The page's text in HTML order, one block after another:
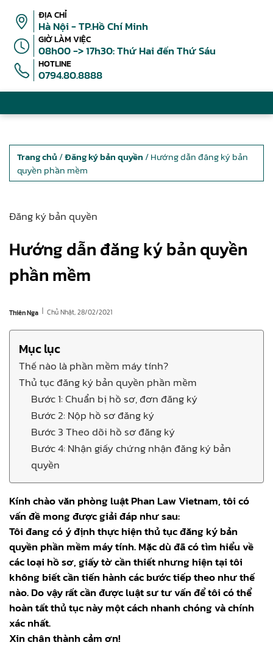
ĐỊA CHỈ
Hà Nội - TP.Hồ Chí Minh
GIỜ LÀM VIỆC
08h00 -> 17h30: Thứ Hai đến Thứ Sáu
HOTLINE
0794.80.8888
Trang chủ /Đăng ký bản quyền / Hướng dẫn đăng ký bản
quyền phần mềm
Đăng ký bản quyền
Hướng dẫn đăng ký bản quyền
phần mềm
Thiên Nga | Chủ Nhật, 28/02/2021
Mục lục
Thế nào là phần mềm máy tính?
Thủ tục đăng ký bản quyền phần mềm
Bước 1: Chuẩn bị hồ sơ, đơn đăng ký
Bước 2: Nộp hồ sơ đăng ký
Bước 3 Theo dõi hồ sơ đăng ký
Bước 4: Nhận giấy chứng nhận đăng ký bản
quyền
Kính chào văn phòng luật Phan Law Vietnam, tôi có
vấn đề mong được giải đáp như sau:
Tôi đang có ý định thực hiện thủ tục đăng ký bản
quyền phần mềm máy tính. Mặc dù đã có tìm hiểu về
các loại hồ sơ, giấy tờ cần thiết nhưng hiện tại tôi
không biết cần tiến hành các bước tiếp theo như thế
nào. Do vậy rất cần được luật sư tư vấn để tôi có thể
hoàn tất thủ tục này một cách nhanh chóng và chính
xác nhất.
Xin chân thành cảm ơn!